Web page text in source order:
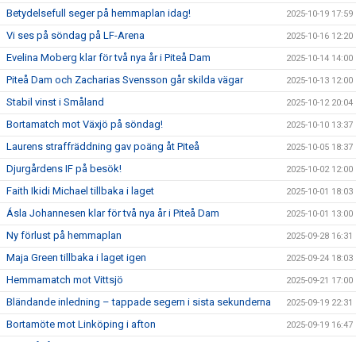
Betydelsefull seger på hemmaplan idag! 2025-10-19 17:59
Vi ses på söndag på LF-Arena 2025-10-16 12:20
Evelina Moberg klar för två nya år i Piteå Dam 2025-10-14 14:00
Piteå Dam och Zacharias Svensson går skilda vägar 2025-10-13 12:00
Stabil vinst i Småland 2025-10-12 20:04
Bortamatch mot Växjö på söndag! 2025-10-10 13:37
Laurens straffräddning gav poäng åt Piteå 2025-10-05 18:37
Djurgårdens IF på besök! 2025-10-02 12:00
Faith Ikidi Michael tillbaka i laget 2025-10-01 18:03
Ásla Johannesen klar för två nya år i Piteå Dam 2025-10-01 13:00
Ny förlust på hemmaplan 2025-09-28 16:31
Maja Green tillbaka i laget igen 2025-09-24 18:03
Hemmamatch mot Vittsjö 2025-09-21 17:00
Bländande inledning – tappade segern i sista sekunderna 2025-09-19 22:31
Bortamöte mot Linköping i afton 2025-09-19 16:47